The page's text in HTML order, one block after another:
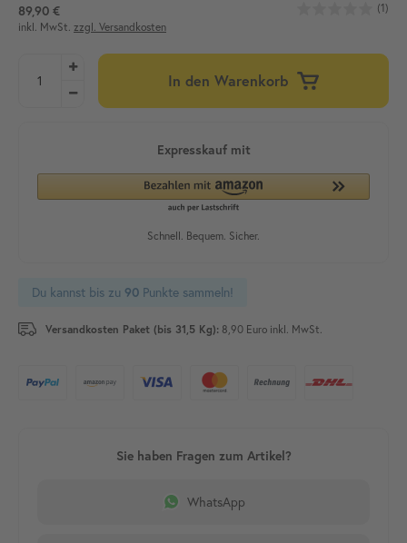
89,90 €
(1)
inkl. MwSt. zzgl. Versandkosten
In den Warenkorb
Du kannst bis zu 90 Punkte sammeln!
Versandkosten Paket (bis 31,5 Kg): 8,90 Euro inkl. MwSt.
WhatsApp